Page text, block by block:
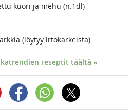
kuori ja mehu (n.1dl)
(löytyy irtokarkeista)
reseptit täältä »